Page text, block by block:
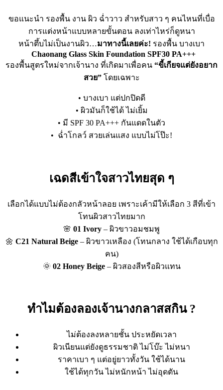
ขอแนะนำ รองพื้น งาน ผิว ฉ่ำวาว สำหรับสาว ๆ คนไหนที่เบื่อ
การแต่งหน้าแบบหลายขั้นตอน ลงเท่าไหร่ก็ดูหนา
หน้าตึ้บไม่เป็นงานผิว…มาทางนี้เลยค่ะ! รองพื้น บางเบา
Chaonang Glass Skin Foundation SPF30 PA+++
รองพื้นสูตรใหม่จากเจ้านาง ที่เกิดมาเพื่อคน “ขี้เกียจแต่ยังอยาก
สวย” โดยเฉพาะ
• บางเบา แต่ปกปิดดี
• ผิวมันก็ใช้ได้ ไม่เยิ้ม
• มี SPF 30 PA+++ กันแดดในตัว
• ฉ่ำโกลว์ สวยเล่นแสง แบบไม่โป๊ะ!
เฉดสีเข้าใจสาวไทยสุด ๆ
เลือกได้แบบไม่ต้องกลัวหน้าลอย เพราะเค้ามีให้เลือก 3 สีที่เข้า
โทนผิวสาวไทยมาก
🌸 01 Ivory – ผิวขาวอมชมพู
🌼 C21 Natural Beige– ผิวขาวเหลือง (โทนกลาง ใช้ได้เกือบทุก
คน)
🌞 02 Honey Beige– ผิวสองสีหรือผิวแทน
ทำไมต้องลองเจ้านางกลาสสกิน ?
ไม่ต้องลงหลายชั้น ประหยัดเวลา
ผิวเนียนแต่ยังดูธรรมชาติ ไม่โบ๊ะ ไม่หนา
ราคาเบา ๆ แต่อยู่ยาวทั้งวัน ใช้ได้นาน
ใช้ได้ทุกวัน ไม่หนักหน้า ไม่อุดตัน